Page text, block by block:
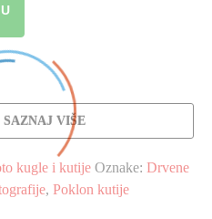
VIŠE
kugle i kutije Oznake: Drvene
, Poklon kutije